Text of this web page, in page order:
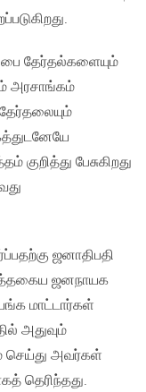
தேர்தல்களையும்
அரசாங்கம்
பேசுகிறது
ஜனாதிபதி
ஜனநாயக
மாட்டார்கள்
அதுவும்
செய்து அவர்கள்
தெரிந்தது.